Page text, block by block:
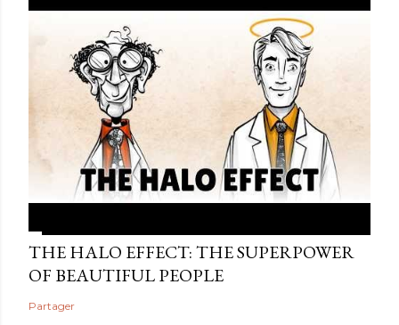
THE HALO EFFECT: THE SUPERPOWER
OF BEAUTIFUL PEOPLE
Partager